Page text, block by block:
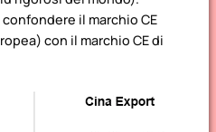
confondere il marchio CE
con il marchio CE di